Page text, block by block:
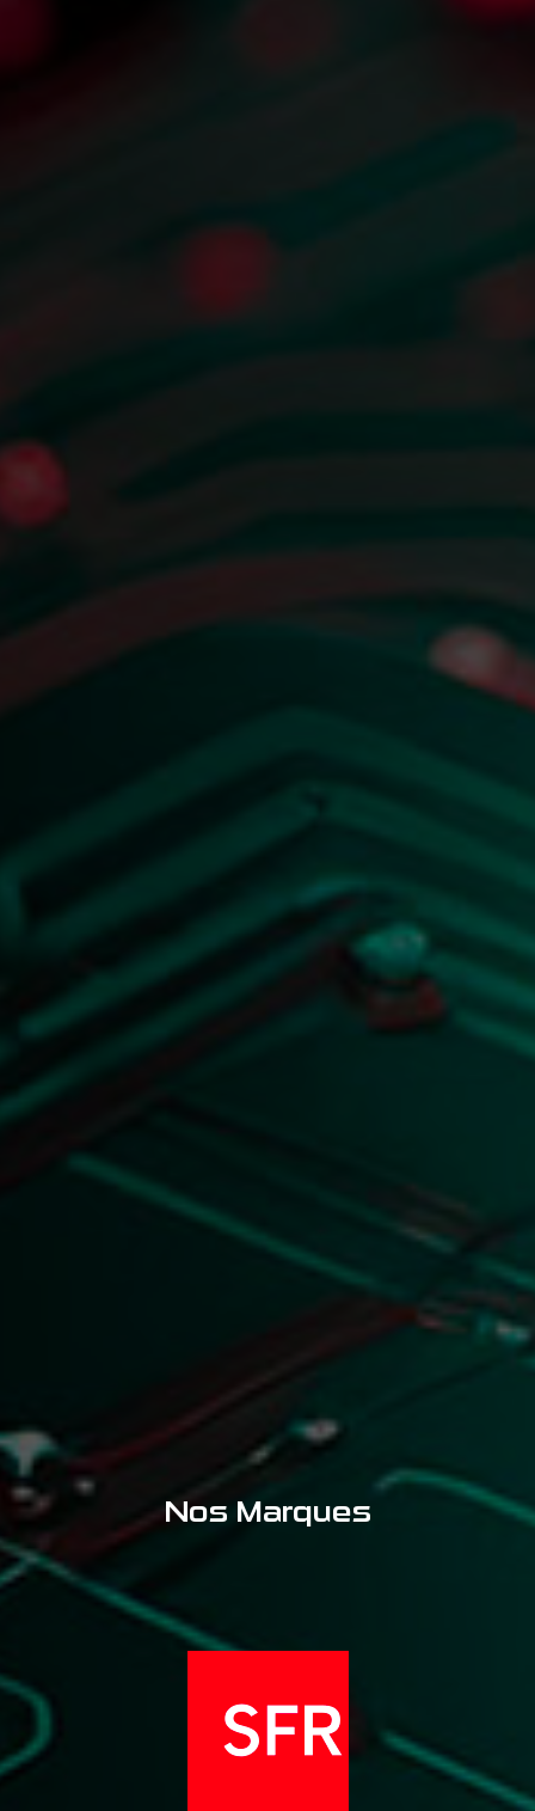
Nos Marques